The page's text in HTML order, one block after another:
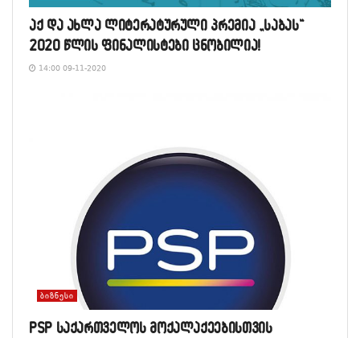
აქ და ახლა ლიტერატურული პრემია „საბას“
2020 წლის ფინალისტები ცნობილია!
14:00 09-11-2020
ᲑᲘᲖᲜᲔᲡᲘ
PSP საქართველოს მოქალაქეებისთვის